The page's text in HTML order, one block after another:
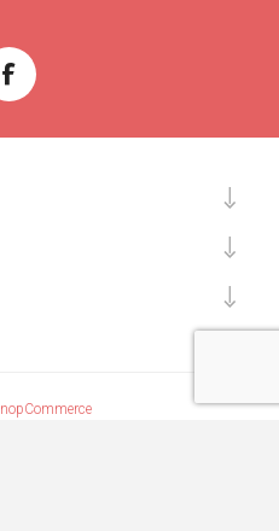
nopCommerce